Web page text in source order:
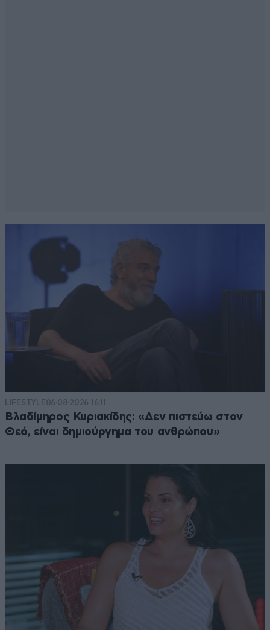
LIFESTYLE06·08·2026 16:11
Βλαδίμηρος Κυριακίδης: «Δεν πιστεύω στον
Θεό, είναι δημιούργημα του ανθρώπου»